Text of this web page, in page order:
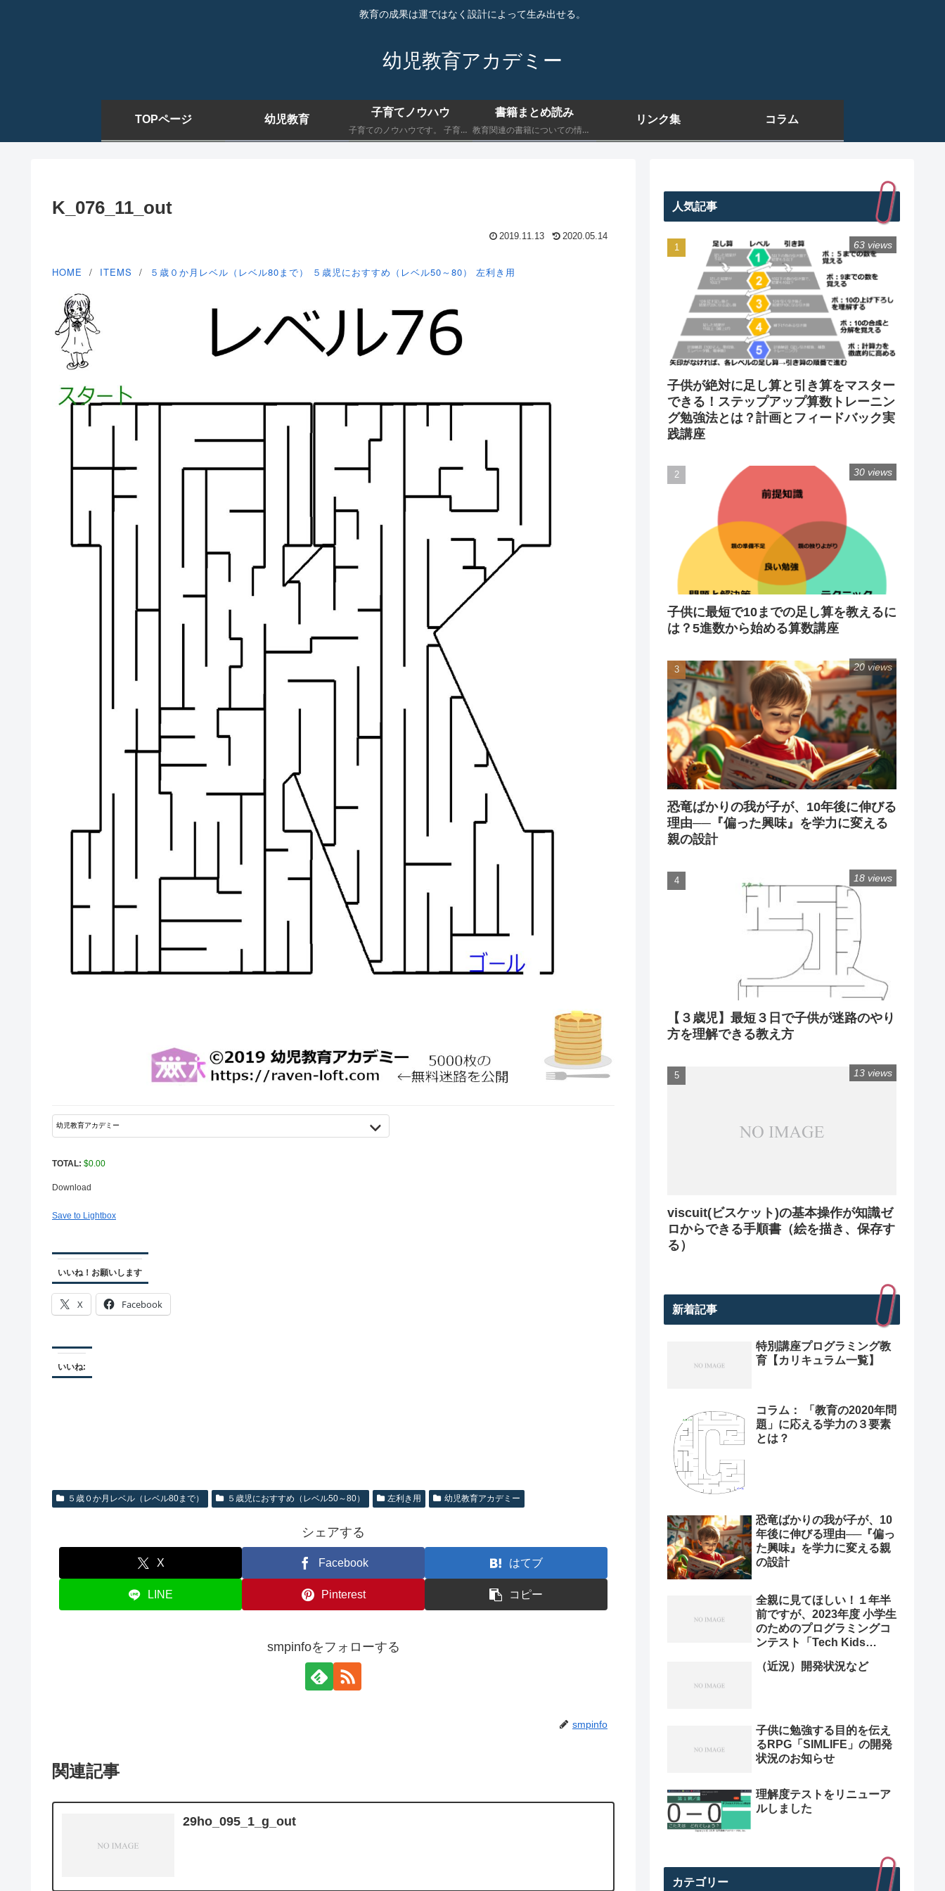
教育の成果は運ではなく設計によって生み出せる。
幼児教育アカデミー
TOPページ 幼児教育
子育てノウハウ
子育てのノウハウです。 子育てにおいて最低限知っておくべきことを書きます。
書籍まとめ読み
教育関連の書籍についての情報です。 子育てにおいて最低限知っておくべきことを書きます。
リンク集 コラム
K_076_11_out
2019.11.13 2020.05.14
HOME ITEMS ５歳０か月レベル（レベル80まで） ５歳児におすすめ（レベル50～80） 左利き用
TOTAL: $0.00
Download
Save to Lightbox
いいね！お願いします
X Facebook
いいね:
５歳０か月レベル（レベル80まで） ５歳児におすすめ（レベル50～80） 左利き用 幼児教育アカデミー
シェアする
X Facebook はてブ
LINE Pinterest コピー
smpinfoをフォローする
smpinfo
関連記事
29ho_095_1_g_out
人気記事
子供が絶対に足し算と引き算をマスター
できる！ステップアップ算数トレーニン
グ勉強法とは？計画とフィードバック実
践講座
63 views
子供に最短で10までの足し算を教えるに
は？5進数から始める算数講座
30 views
恐竜ばかりの我が子が、10年後に伸びる
理由──『偏った興味』を学力に変える
親の設計
20 views
【３歳児】最短３日で子供が迷路のやり
方を理解できる教え方
18 views
viscuit(ビスケット)の基本操作が知識ゼ
ロからできる手順書（絵を描き、保存す
る）
13 views
新着記事
特別講座プログラミング教
育【カリキュラム一覧】
コラム： 「教育の2020年問
題」に応える学力の３要素
とは？
恐竜ばかりの我が子が、10
年後に伸びる理由──『偏っ
た興味』を学力に変える親
の設計
全親に見てほしい！１年半
前ですが、2023年度 小学生
のためのプログラミングコ
ンテスト「Tech Kids
勝プレゼン動画を紹介。プ
（近況）開発状況など
子供に勉強する目的を伝え
るRPG「SIMLIFE」の開発
状況のお知らせ
理解度テストをリニューア
ルしました
カテゴリー